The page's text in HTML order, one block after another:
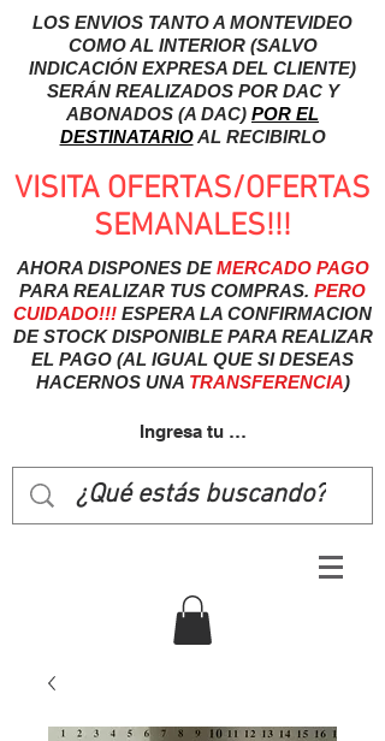
LOS ENVIOS TANTO A MONTEVIDEO
COMO AL INTERIOR (SALVO
INDICACIÓN EXPRESA DEL CLIENTE)
SERÁN REALIZADOS POR DAC Y
ABONADOS (A DAC) POR EL
DESTINATARIOAL RECIBIRLO
VISITA OFERTAS/OFERTAS
SEMANALES!!!
AHORA DISPONES DEMERCADO PAGO
PARA REALIZAR TUS COMPRAS. PERO
CUIDADO!!! ESPERA LA CONFIRMACION
DE STOCK DISPONIBLE PARA REALIZAR
EL PAGO (AL IGUAL QUE SI DESEAS
HACERNOS UNA TRANSFERENCIA)
Ingresa tu usuairo